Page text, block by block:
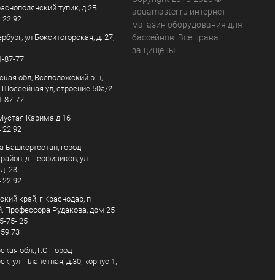
тупик, д.2Б
22 92
ул Бокситогорская, д. 27,
87-77
обл, Всеволожский р-н,
Шоссейная ул, строение 50а/2
87-77
Карима д.16
22 92
Башкортостан, город
д. Геофизиков, ул.
23
22 92
край, г Краснодар, п
Профессора Рудакова, дом 25
75- 25
73
обл., Г.О. Город
ул. Планетная, д.30, корпус 1,
aquamaster.ru интернет-
магазин оборудования для
бассейнов. Все права
защищены.